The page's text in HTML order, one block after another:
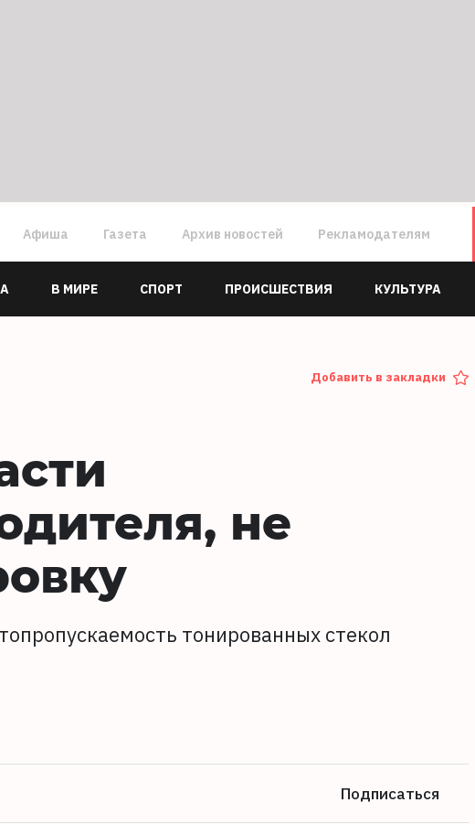
Афиша Газета Архив новостей Рекламодателям
В МИРЕ СПОРТ ПРОИСШЕСТВИЯ КУЛЬТУРА
Добавить в закладки
не
тонированных стекол
Подписаться